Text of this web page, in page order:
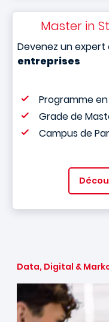
Master in
Devenez un expert
entreprises
Programme en
Grade de
Campus de
Data, Digital &